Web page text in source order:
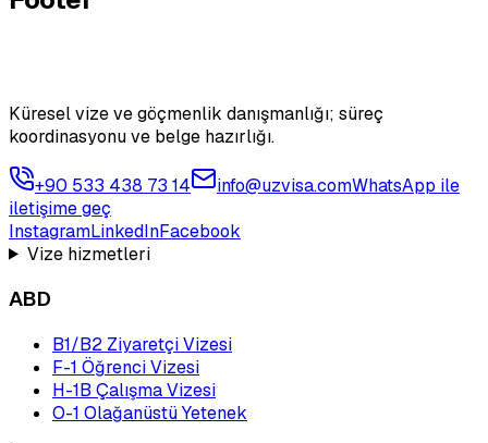
Küresel vize ve göçmenlik danışmanlığı; süreç
koordinasyonu ve belge hazırlığı.
+90 533 438 73 14 info@uzvisa.comWhatsApp ile
iletişime geç
InstagramLinkedInFacebook
Vize hizmetleri
ABD
B1/B2 Ziyaretçi Vizesi
F-1 Öğrenci Vizesi
H-1B Çalışma Vizesi
O-1 Olağanüstü Yetenek